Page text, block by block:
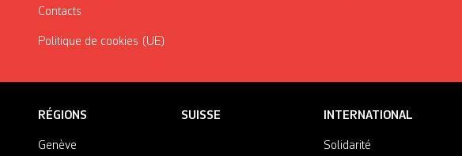
Contacts
Politique de cookies (UE)
RÉGIONS
Genève
SUISSE INTERNATIONAL
Solidarité